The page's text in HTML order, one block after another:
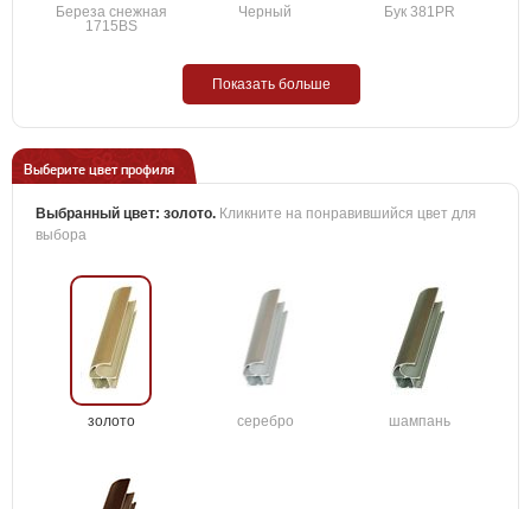
Береза снежная
1715BS
Черный Бук 381PR
Показать больше
Выберите цвет профиля
Выбранный цвет: золото. Кликните на понравившийся цвет для
выбора
золото серебро шампань